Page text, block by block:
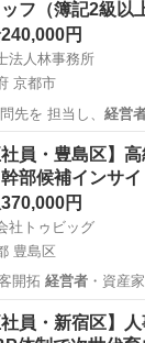
ッフ（簿記2級以
円
法人林事務所
京都市
先を 担当し、 経営
事務
社員・豊島区】
部候補インサ
円
社トゥビッグ
豊島区
す。 ■顧客開拓 経営者・資産
業 社会保険
社員・新宿区】